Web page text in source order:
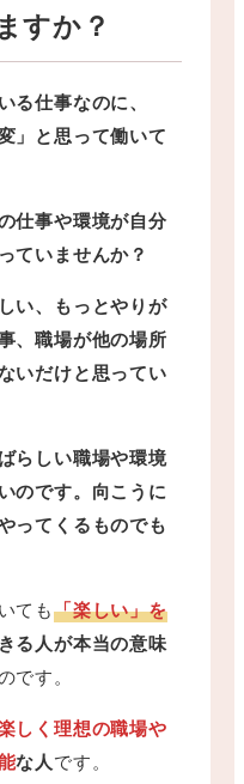
すか？
る仕事なのに、
」と思って働いて
仕事や環境が自分
ていませんか？
い、もっとやりが
、職場が他の場所
いだけと思ってい
らしい職場や環境
のです。向こうに
ってくるものでも
ても「楽しい」を
る人が本当の意味
です。
しく理想の職場や
な人です。